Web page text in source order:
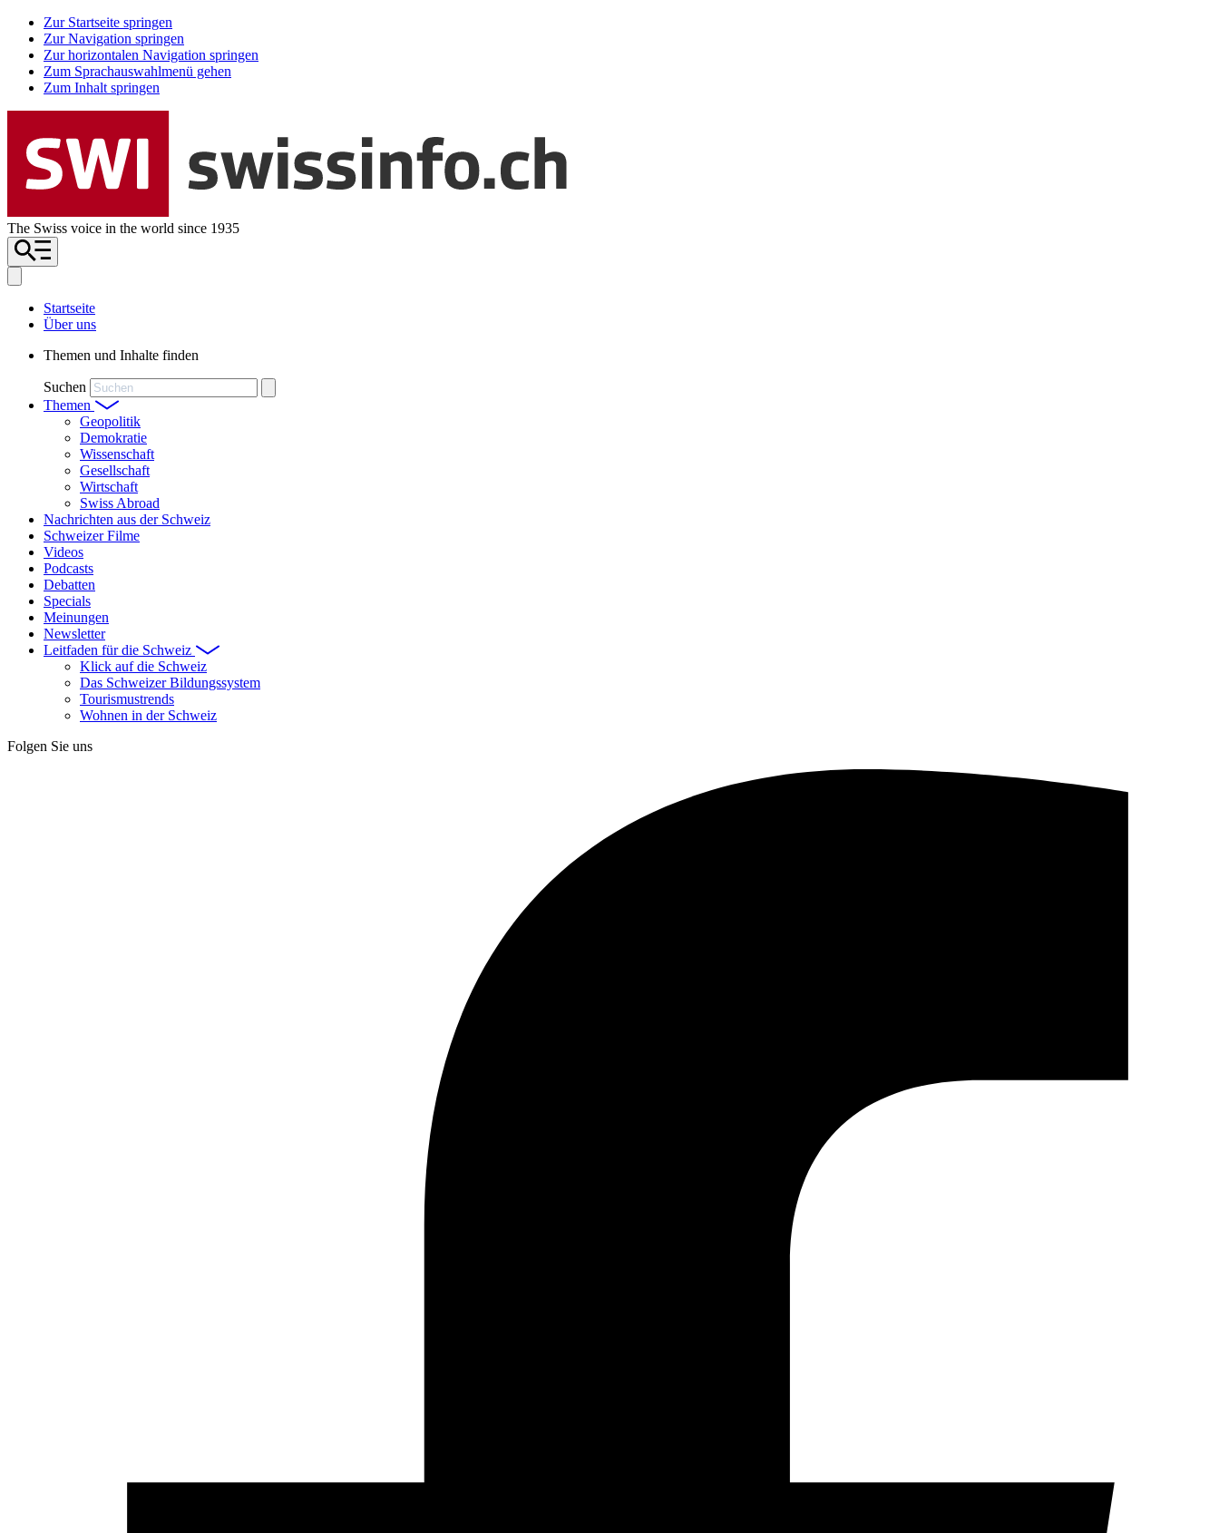
Zur Startseite springen
Zur Navigation springen
Zur horizontalen Navigation springen
Zum Sprachauswahlmenü gehen
Zum Inhalt springen
The Swiss voice in the world since 1935
Startseite
Über uns
Themen und Inhalte finden
Suchen
Themen
Geopolitik
Demokratie
Wissenschaft
Gesellschaft
Wirtschaft
Swiss Abroad
Nachrichten aus der Schweiz
Schweizer Filme
Videos
Podcasts
Debatten
Specials
Meinungen
Newsletter
Leitfaden für die Schweiz
Klick auf die Schweiz
Das Schweizer Bildungssystem
Tourismustrends
Wohnen in der Schweiz
Folgen Sie uns